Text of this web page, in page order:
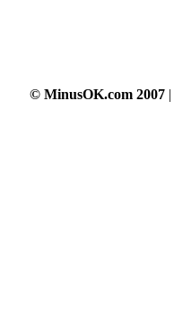
© MinusOK.com 2007 |